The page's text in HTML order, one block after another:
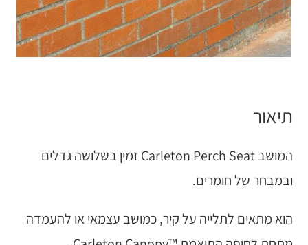
תיאור
המושב Carleton Perch Seat זמין בשלושה גדלים
ובמבחר של חומרים.
הוא מתאים לתלייה על קיר, כמושב עצמאי או להעמדה